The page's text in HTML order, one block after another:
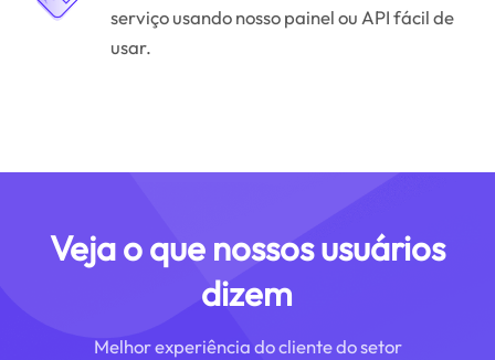
serviço usando nosso painel ou API fácil de
usar.
Veja o que nossos usuários
dizem
Melhor experiência do cliente do setor